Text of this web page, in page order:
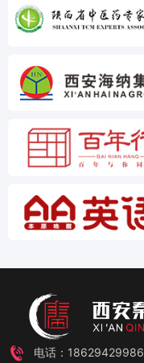
电话：18629429986